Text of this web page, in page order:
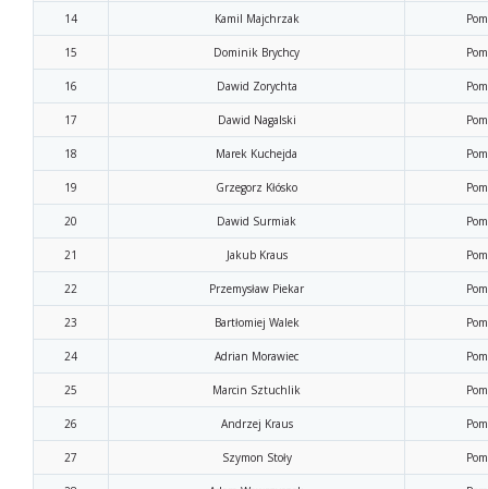
14 Kamil Majchrzak
15 Dominik Brychcy
16 Dawid Zorychta
17 Dawid Nagalski
18 Marek Kuchejda
19 Grzegorz Kłósko
20 Dawid Surmiak
21 Jakub Kraus
22 Przemysław Piekar
23 Bartłomiej Walek
24 Adrian Morawiec
25 Marcin Sztuchlik
26 Andrzej Kraus
27 Szymon Stoły